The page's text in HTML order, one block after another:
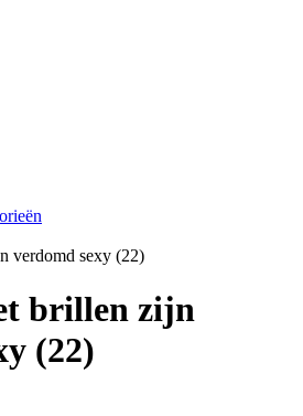
brillen zijn
(22)